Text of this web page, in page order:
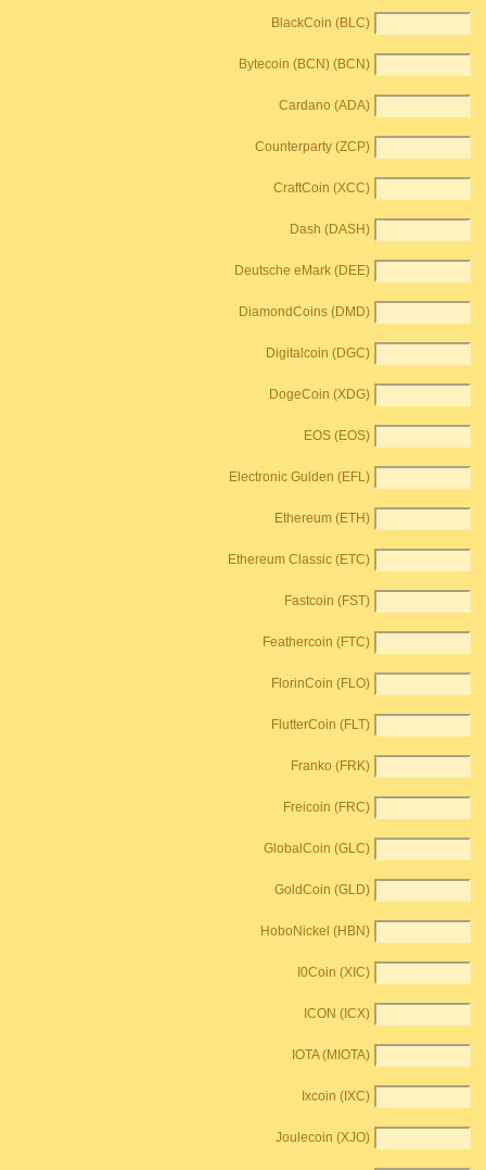
BlackCoin (BLC)
Bytecoin (BCN) (BCN)
Cardano (ADA)
Counterparty (ZCP)
CraftCoin (XCC)
Dash (DASH)
Deutsche eMark (DEE)
DiamondCoins (DMD)
Digitalcoin (DGC)
DogeCoin (XDG)
EOS (EOS)
Electronic Gulden (EFL)
Ethereum (ETH)
Ethereum Classic (ETC)
Fastcoin (FST)
Feathercoin (FTC)
FlorinCoin (FLO)
FlutterCoin (FLT)
Franko (FRK)
Freicoin (FRC)
GlobalCoin (GLC)
GoldCoin (GLD)
HoboNickel (HBN)
I0Coin (XIC)
ICON (ICX)
IOTA (MIOTA)
Ixcoin (IXC)
Joulecoin (XJO)